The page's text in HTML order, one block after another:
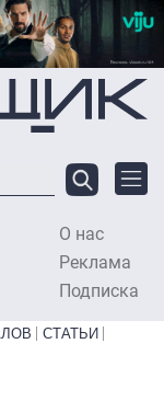
О нас
Реклама
Подписка
СТАТЬИ